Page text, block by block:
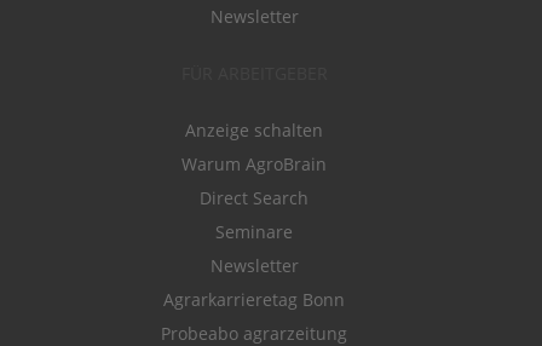
Newsletter
Anzeige schalten
Warum AgroBrain
Direct Search
Seminare
Newsletter
Agrarkarrieretag Bonn
Probeabo agrarzeitung